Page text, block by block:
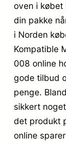
oven i
din pakke
i Norden
Kompatible
008 online
gode tilbud
penge.
sikkert
det produkt
online